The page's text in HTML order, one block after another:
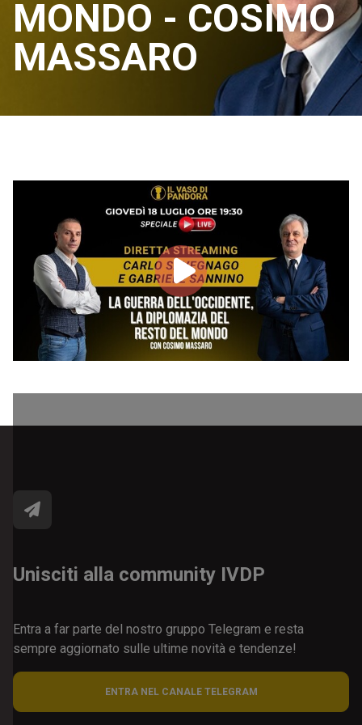
MONDO - COSIMO
MASSARO
Unisciti alla community IVDP
Entra a far parte del nostro gruppo Telegram e resta
sempre aggiornato sulle ultime novità e tendenze!
ENTRA NEL CANALE TELEGRAM